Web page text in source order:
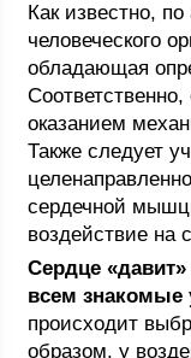
Как известно,
человеческого
обладающая
Соответственно,
оказанием
Также следует
сердечной
воздействие на
Сердце
всем знакомые
происходит
образом, у